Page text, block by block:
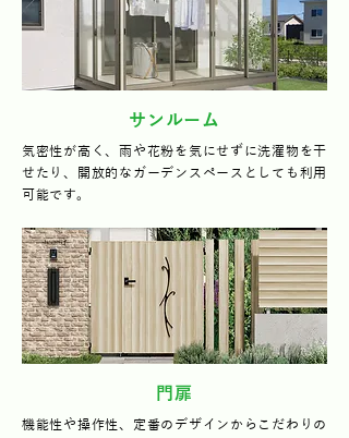
サンルーム
気密性が高く、雨や花粉を気にせずに洗濯物を干
せたり、開放的なガーデンスペースとしても利用
可能です。
門扉
機能性や操作性、定番のデザインからこだわりの